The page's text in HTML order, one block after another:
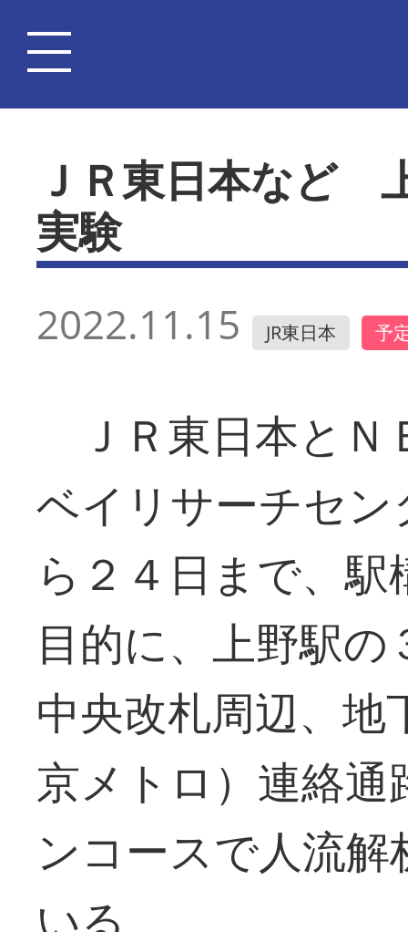
ＪＲ東日本など
実験
2022.11.15 JR東日本 予
ＪＲ東日本とＮ
ベイリサーチセ
ら２４日まで、
目的に、上野駅
中央改札周辺、地
京メトロ）連絡
ンコースで人流
いる。